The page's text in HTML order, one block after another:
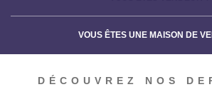
VOUS ÊTES UNE MAISON DE
DÉCOUVREZ NOS